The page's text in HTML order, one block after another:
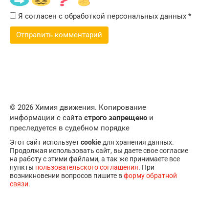
Я согласен с обработкой персональных данных *
© 2026 Химия движения. Копирование
информации с сайта строго запрещено и
преследуется в судебном порядке
Этот сайт используетcookieдля хранения данных.
Продолжая использовать сайт, вы даете свое согласие
на работу с этими файлами, а так же принимаете все
пункты пользовательского соглашения. При
возникновении вопросов пишите вформу обратной
связи.